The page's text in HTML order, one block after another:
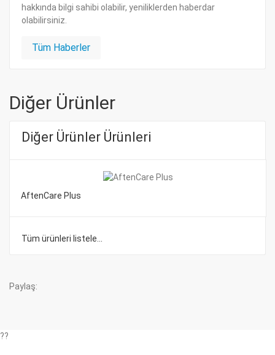
hakkında bilgi sahibi olabilir, yeniliklerden haberdar
olabilirsiniz.
Tüm Haberler
Diğer Ürünler
Diğer Ürünler Ürünleri
AftenCare Plus
Tüm ürünleri listele...
Paylaş:
??